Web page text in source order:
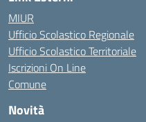
MIUR
Ufficio Scolastico Regionale
Ufficio Scolastico Territoriale
Iscrizioni On Line
Comune
Novità